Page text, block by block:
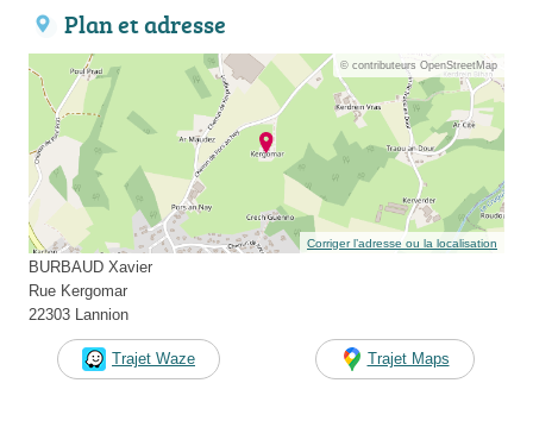
Plan et adresse
© contributeurs OpenStreetMap
Corriger l’adresse ou la localisation
BURBAUD Xavier
Rue Kergomar
22303 Lannion
Trajet Waze Trajet Maps